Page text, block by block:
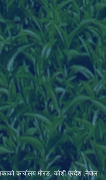
कार्यालय मोरङ, कोशी प्रदेश ,नेपाल